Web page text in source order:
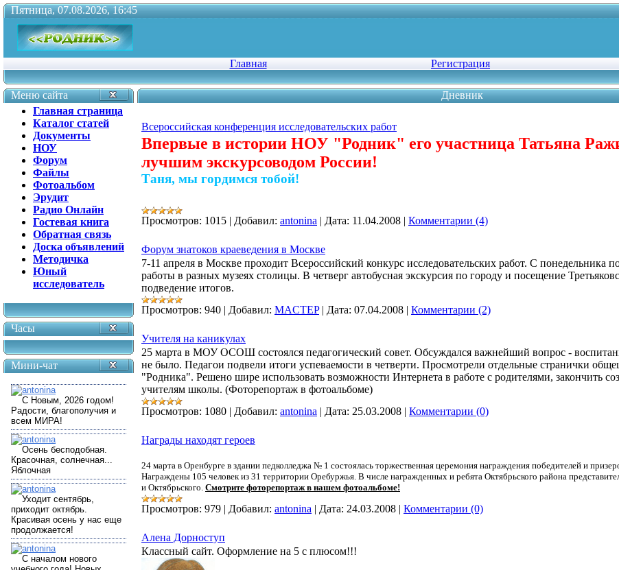
Пятница, 07.08.2026, 16:45
Главная Регистрация
Меню сайта
Главная страница
Каталог статей
Документы
НОУ
Форум
Файлы
Фотоальбом
Эрудит
Радио Онлайн
Гостевая книга
Обратная связь
Доска объявлений
Методичка
Юный
исследователь
Часы
Мини-чат
Дневник
Всероссийская конференция исследовательских работ
Впервые в истории НОУ "Родник" его участница Татьяна
лучшим экскурсоводом России!
Таня, мы гордимся тобой!
Просмотров: 1015 | Добавил: antonina | Дата: 11.04.2008 | Комментарии (4)
Форум знатоков краеведения в Москве
7-11 апреля в Москве проходит Всероссийский конкурс исследовательских работ. С понедельника
работы в разных музеях столицы. В четверг автобусная экскурсия по городу и посещение
подведение итогов.
Просмотров: 940 | Добавил: MACTEP | Дата: 07.04.2008 | Комментарии (2)
Учителя на каникулах
25 марта в МОУ ОСОШ состоялся педагогический совет. Обсуждался важнейший вопрос -
не было. Педагои подвели итоги успеваемости в четверти. Просмотрели отдельные странички
"Родника". Решено шире использовать возможности Интернета в работе с родителями, закончить
учителям школы. (Фоторепортаж в фотоальбоме)
Просмотров: 1080 | Добавил: antonina | Дата: 25.03.2008 | Комментарии (0)
Награды находят героев
24 марта в Оренбурге в здании педколледжа № 1 состоялась торжественная церемония награждения победителей и
Награждены 105 человек из 31 территории Оребуржья. В числе награжденных и ребята Октябрьского района
и Октябрьского. Смотрите фоторепортаж в нашем фотоальбоме!
Просмотров: 979 | Добавил: antonina | Дата: 24.03.2008 | Комментарии (0)
Алена Дорноступ
Классный сайт. Оформление на 5 с плюсом!!!